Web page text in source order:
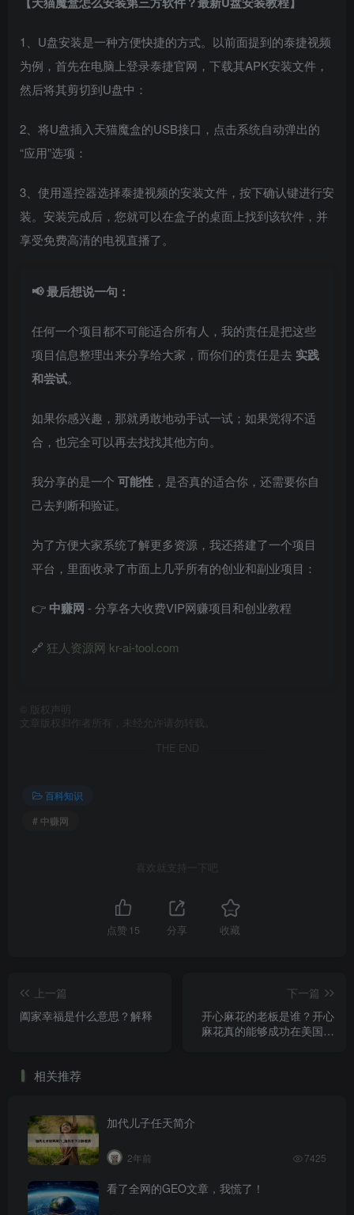
1、U盘安装是一种方便快捷的方式。以前面提到的泰捷视频
为例，首先在电脑上登录泰捷官网，下载其APK安装文件，
然后将其剪切到U盘中：
2、将U盘插入天猫魔盒的USB接口，点击系统自动弹出的
“应用”选项：
3、使用遥控器选择泰捷视频的安装文件，按下确认键进行安
装。安装完成后，您就可以在盒子的桌面上找到该软件，并
享受免费高清的电视直播了。
📢 最后想说一句：
任何一个项目都不可能适合所有人，我的责任是把这些
项目信息整理出来分享给大家，而你们的责任是去 实践
和尝试。
如果你感兴趣，那就勇敢地动手试一试；如果觉得不适
合，也完全可以再去找找其他方向。
我分享的是一个 可能性 ，是否真的适合你，还需要你自
己去判断和验证。
为了方便大家系统了解更多资源，我还搭建了一个项目
平台，里面收录了市面上几乎所有的创业和副业项目：
👉 中赚网 - 分享各大收费VIP网赚项目和创业教程
🔗 狂人资源网 kr-ai-tool.com
版权声明
文章版权归作者所有，未经允许请勿转载。
THE END
百科知识
# 中赚网
喜欢就支持一下吧
点赞 15 分享 收藏
上一篇
阖家幸福是什么意思？解释
下一篇
开心麻花的老板是谁？开心
麻花真的能够成功在美国上
相关推荐
加代儿子任天简介
2年前 7425
看了全网的GEO文章，我慌了！